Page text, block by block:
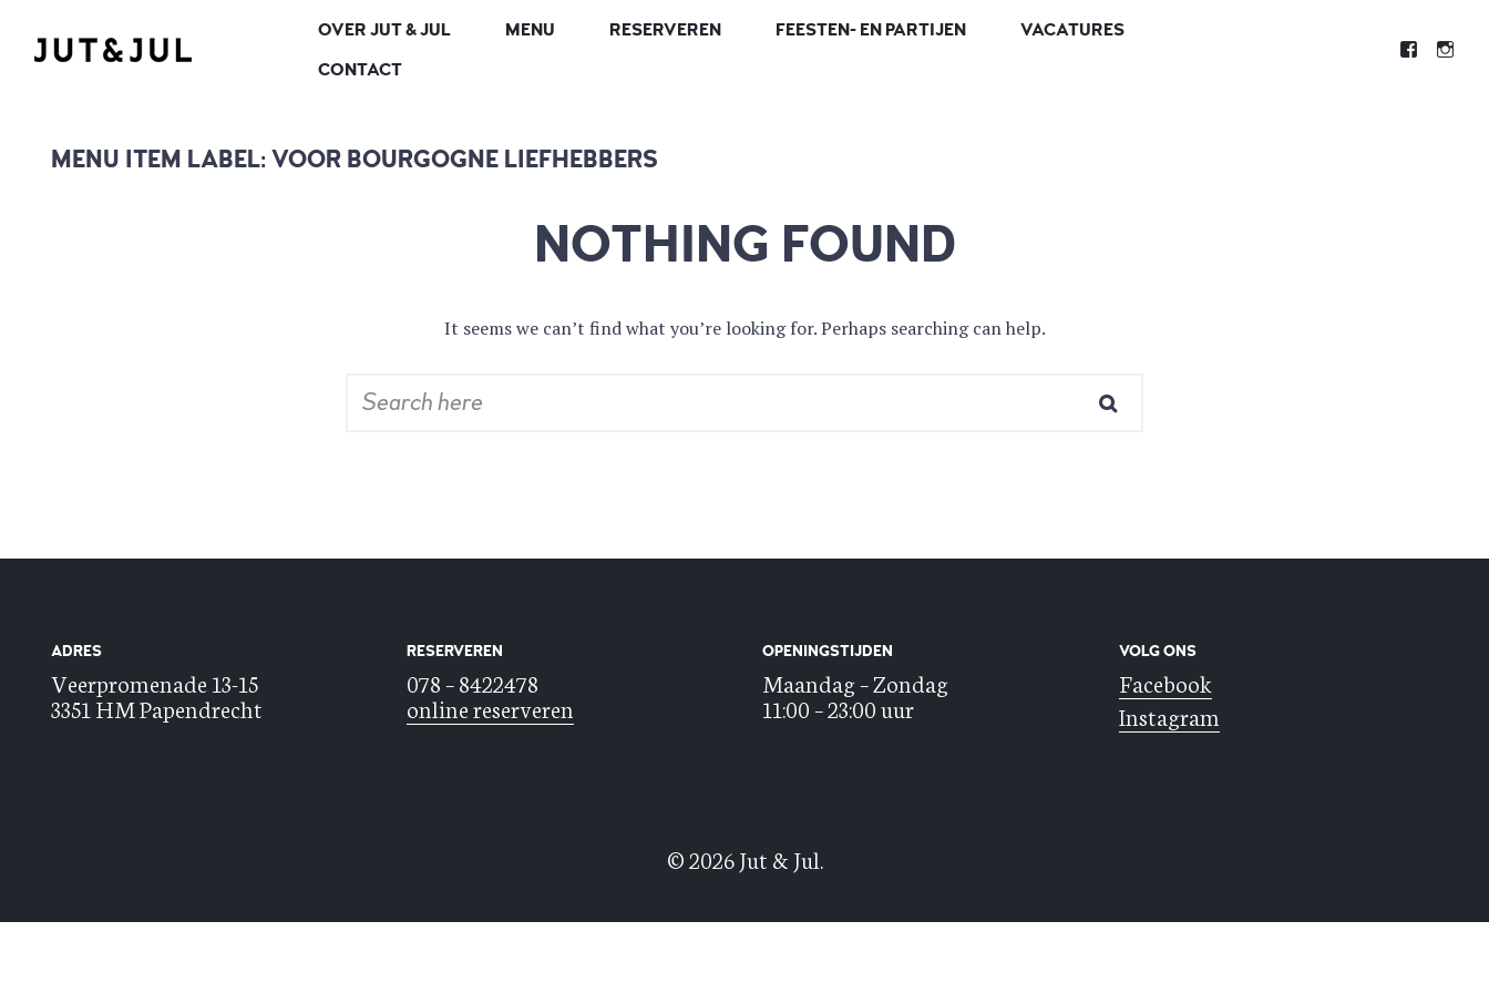
RESTAURANT & CATERING
OVER JUT & JUL MENU RESERVEREN FEESTEN- EN PARTIJEN
VACATURES
CONTACT
MENU ITEM LABEL: VOOR BOURGOGNE LIEFHEBBERS
NOTHING FOUND
It seems we can’t find what you’re looking for. Perhaps searching can help.
ADRES
Veerpromenade 13-15
3351 HM Papendrecht
RESERVEREN
078 – 8422478
online reserveren
OPENINGSTIJDEN
Maandag – Zondag
11:00 – 23:00 uur
VOLG ONS
Facebook
Instagram
© 2026 Jut & Jul.